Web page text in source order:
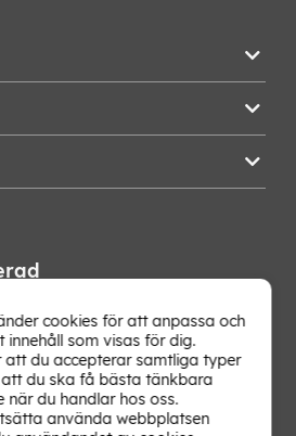
hetaste erbjudandena och
i din mejlkorg. Signa upp på
cookies för att anpassa och
som visas för dig.
att du accepterar samtliga typer
du ska få bästa tänkbara
när du handlar hos oss.
använda webbplatsen